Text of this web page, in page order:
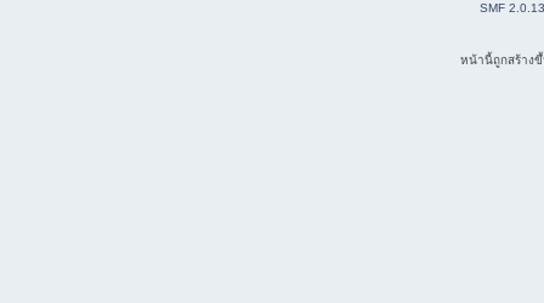
SMF 2.0.13
หน้านี้ถูกสร้าง